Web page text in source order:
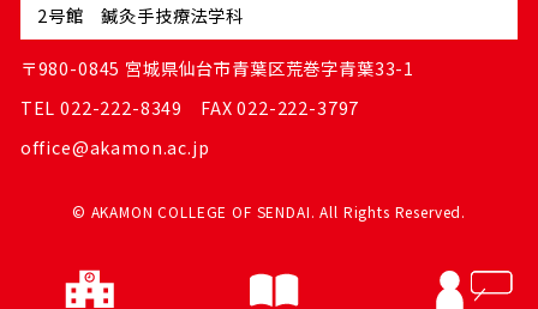
2号館 鍼灸手技療法学科
〒980-0845 宮城県仙台市青葉区荒巻字青葉33-1
TEL 022-222-8349 FAX 022-222-3797
office@akamon.ac.jp
© AKAMON COLLEGE OF SENDAI. All Rights Reserved.